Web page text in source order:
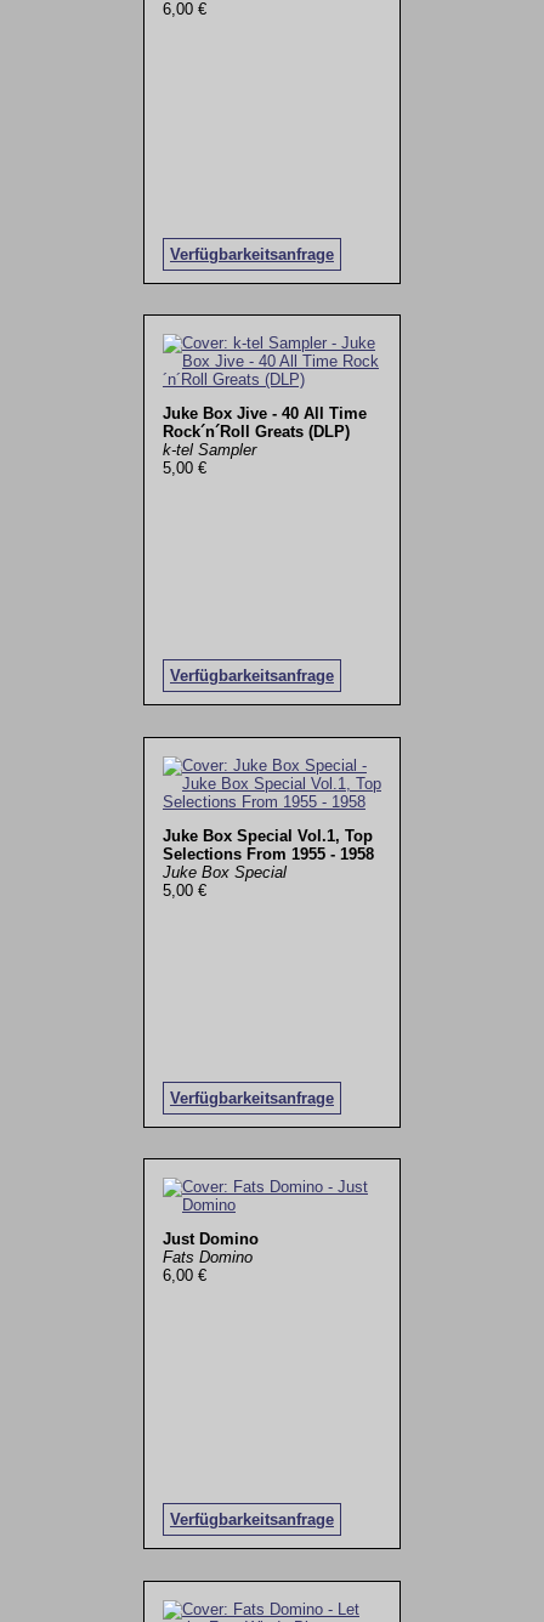
6,00 €
Verfügbarkeitsanfrage
Juke Box Jive - 40 All Time
Rock´n´Roll Greats (DLP)
k-tel Sampler
5,00 €
Verfügbarkeitsanfrage
Juke Box Special Vol.1, Top
Selections From 1955 - 1958
Juke Box Special
5,00 €
Verfügbarkeitsanfrage
Just Domino
Fats Domino
6,00 €
Verfügbarkeitsanfrage